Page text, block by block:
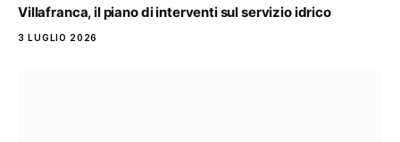
Villafranca, il piano di interventi sul servizio idrico
3 LUGLIO 2026